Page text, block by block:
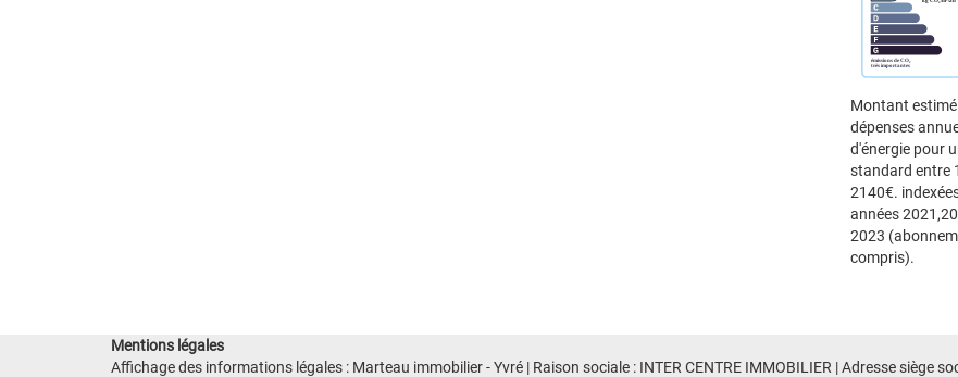
Montant
dépenses
d'énergie pour
standard entre
2140€.
années
2023
compris).
Mentions légales
Affichage des informations légales : Marteau immobilier - Yvré | Raison sociale : INTER CENTRE IMMOBILIER | Adresse siège